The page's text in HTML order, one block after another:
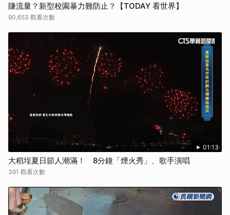
賺流量？新型校園暴力難防止？【TODAY 看世界】
90,653 觀看次數
01:13
大稻埕夏日節人潮滿！ 8分鐘「煙火秀」、歌手演唱
361 觀看次數